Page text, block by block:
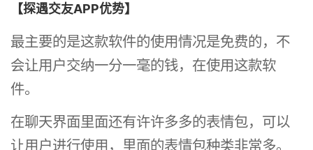
【探遇交友APP优势】
最主要的是这款软件的使用情况是免费的，不
会让用户交纳一分一毫的钱，在使用这款软
件。
在聊天界面里面还有许许多多的表情包，可以
让用户进行使用，里面的表情包种类非常多。